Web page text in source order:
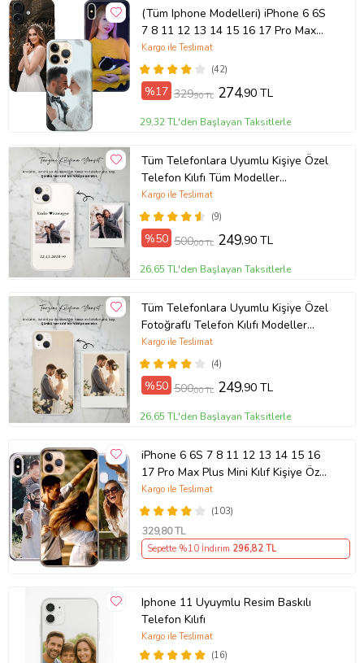
(Tüm Iphone Modelleri) iPhone 6 6S
7 8 11 12 13 14 15 16 17 Pro Max
Plus Mini Kişiye Özel Resimli
Fotoğraflı Kılıf(42)
Kargo ile Teslimat
%17 329,90 TL 274,90 TL
29,32 TL'den Başlayan Taksitlerle
Tüm Telefonlara Uyumlu Kişiye Özel
Telefon Kılıfı Tüm Modeller
Açıklamada
(9)
Kargo ile Teslimat
%50 500,00 TL 249,90 TL
26,65 TL'den Başlayan Taksitlerle
Tüm Telefonlara Uyumlu Kişiye Özel
Fotoğraflı Telefon Kılıfı Modeller
Açıklamada
(4)
Kargo ile Teslimat
%50 500,00 TL 249,90 TL
26,65 TL'den Başlayan Taksitlerle
iPhone 6 6S 7 8 11 12 13 14 15 16
17 Pro Max Plus Mini Kılıf Kişiye Özel
Resimli Fotoğraflı Silikon
(103)
Kargo ile Teslimat
329,80 TL
Sepette %10 İndirim 296,82 TL
Iphone 11 Uyuymlu Resim Baskılı
Telefon Kılıfı
(16)
Kargo ile Teslimat